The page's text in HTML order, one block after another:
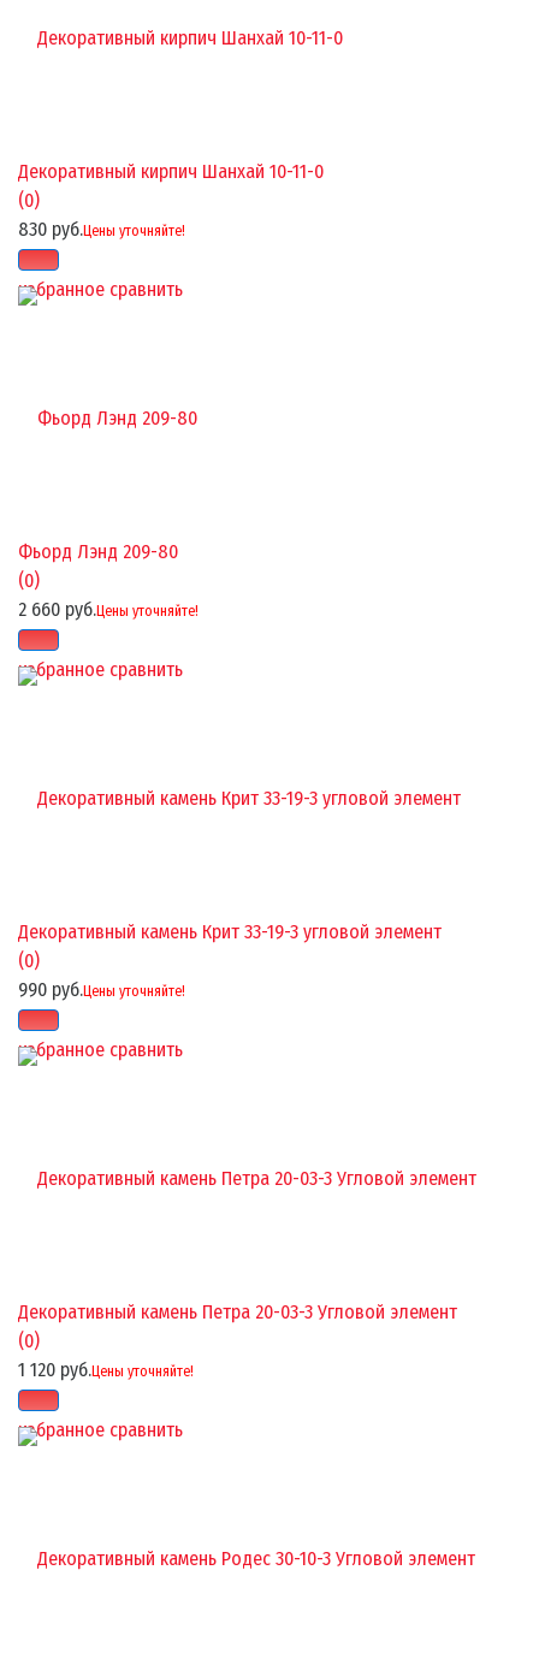
избранное сравнить
Декоративный кирпич Шанхай 10-11-0
(0)
830 руб.Цены уточняйте!
избранное сравнить
Фьорд Лэнд 209-80
(0)
2 660 руб.Цены уточняйте!
избранное сравнить
Декоративный камень Крит 33-19-3 угловой элемент
(0)
990 руб.Цены уточняйте!
избранное сравнить
Декоративный камень Петра 20-03-3 Угловой элемент
(0)
1 120 руб.Цены уточняйте!